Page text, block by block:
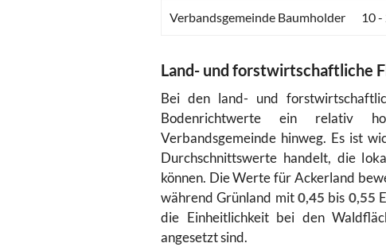
Verbandsgemeinde Baumholder 10 -
Land- und forstwirtschaftliche
Bei den land- und
Bodenrichtwerte ein relativ
Verbandsgemeinde hinweg. Es ist
Durchschnittswerte handelt, die
können. Die Werte für Ackerland
während Grünland mit0,45 bis 0,55
die Einheitlichkeit bei den
angesetzt sind.